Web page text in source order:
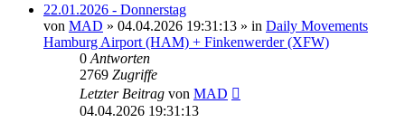
22.01.2026 - Donnerstag
von MAD » 04.04.2026 19:31:13 » in Daily Movements
Hamburg Airport (HAM) + Finkenwerder (XFW)
0 Antworten
2769 Zugriffe
Letzter Beitrag von MAD
04.04.2026 19:31:13